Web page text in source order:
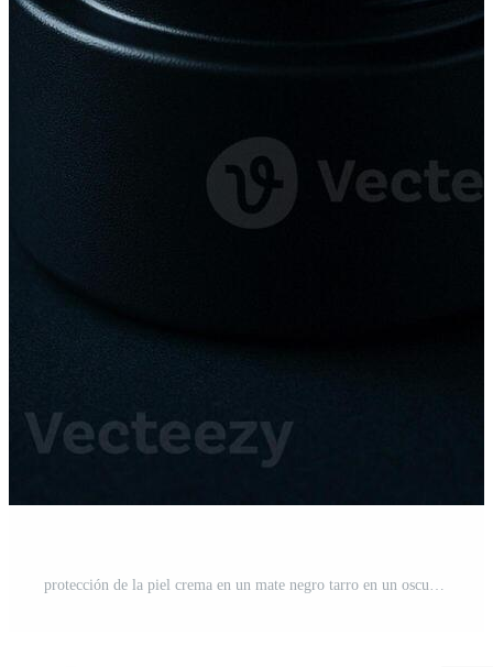
protección de la piel crema en un mate negro tarro en un oscuro antecedentes. Foto Pro